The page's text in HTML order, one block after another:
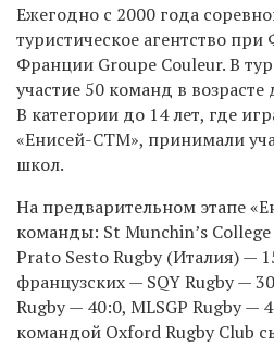
Ежегодно с 2000 года
туристическое агентство
Франции Groupe Couleur. В
участие 50 команд в возрасте
В категории до 14 лет, где
«Енисей-СТМ», принимали
школ.
На предварительном этапе
команды: St Munchin’s
Prato SestoRugby (Италия)—
французских — SQYRugby —
Rugby — 40:0, MLSGP Rugby —
командой OxfordRugby Club